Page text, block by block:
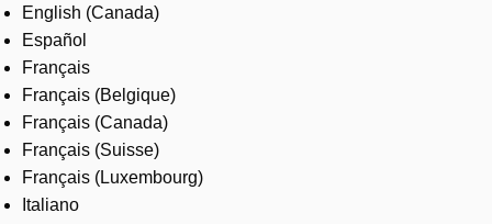
English (Canada)
Español
Français
Français (Belgique)
Français (Canada)
Français (Suisse)
Français (Luxembourg)
Italiano